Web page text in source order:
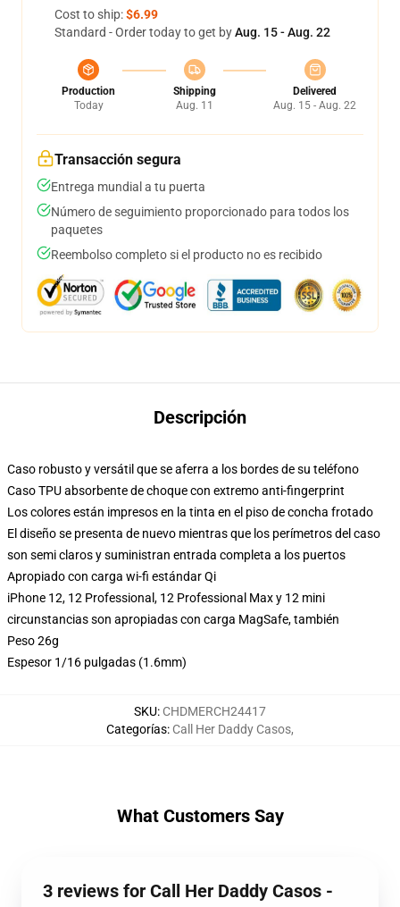
Cost to ship:$6.99
Standard - Order today to get byAug. 15 - Aug. 22
Production
Today
Shipping
Aug. 11
Delivered
Aug. 15 - Aug. 22
Transacción segura
Entrega mundial a tu puerta
Número de seguimiento proporcionado para todos los
paquetes
Reembolso completo si el producto no es recibido
Descripción
Caso robusto y versátil que se aferra a los bordes de su teléfono
Caso TPU absorbente de choque con extremo anti-fingerprint
Los colores están impresos en la tinta en el piso de concha frotado
El diseño se presenta de nuevo mientras que los perímetros del caso
son semi claros y suministran entrada completa a los puertos
Apropiado con carga wi-fi estándar Qi
iPhone 12, 12 Professional, 12 Professional Max y 12 mini
circunstancias son apropiadas con carga MagSafe, también
Peso 26g
Espesor 1/16 pulgadas (1.6mm)
SKU: CHDMERCH24417
Categorías: Call Her Daddy Casos,
What Customers Say
3 reviews for Call Her Daddy Casos -